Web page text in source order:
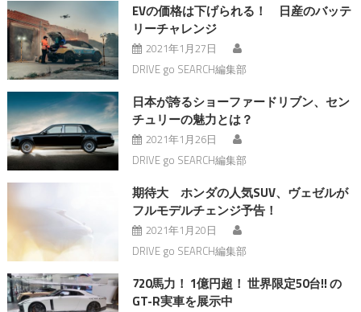
EVの価格は下げられる！ 日産のバッテ
リーチャレンジ
2021年1月27日
DRIVE go SEARCH編集部
日本が誇るショーファードリブン、セン
チュリーの魅力とは？
2021年1月26日
DRIVE go SEARCH編集部
期待大 ホンダの人気SUV、ヴェゼルが
フルモデルチェンジ予告！
2021年1月20日
DRIVE go SEARCH編集部
720馬力！ 1億円超！ 世界限定50台!! の
GT-R実車を展示中